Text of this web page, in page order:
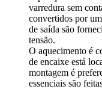
varredura sem
convertidos por
de saída são
tensão.
O aquecimento é
de encaixe está
montagem é
essenciais são